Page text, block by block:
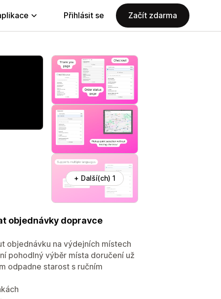
Přihlásit se Začít zdarma
+ Další(ch) 1
objednávky dopravce
objednávku na výdejních místech
pohodlný výběr místa doručení už
odpadne starost s ručním